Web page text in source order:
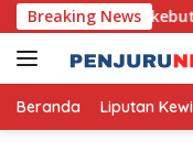
Skip
to
content
Breaking News
II Dikebut,
Beranda Liputan